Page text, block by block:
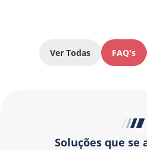
Ver Todas FAQ's
Soluções que se